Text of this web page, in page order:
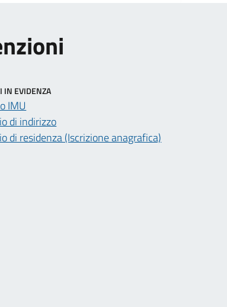
IN EVIDENZA
IMU
di indirizzo
di residenza (Iscrizione anagrafica)